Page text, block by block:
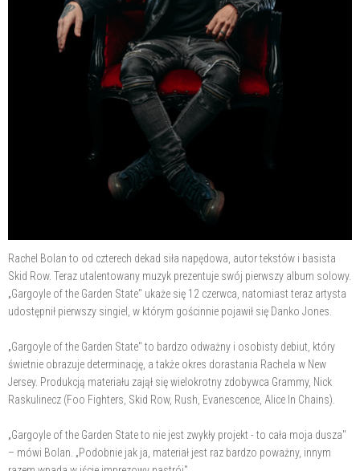
Rachel Bolan to od czterech dekad siła napędowa, autor tekstów i basista
Skid Row. Teraz utalentowany muzyk prezentuje swój pierwszy album solowy.
„Gargoyle of the Garden State" ukaże się 12 czerwca, natomiast teraz artysta
udostępnił pierwszy singiel, w którym gościnnie pojawił się Danko Jones.
„Gargoyle of the Garden State" to bardzo odważny i osobisty debiut, który
świetnie obrazuje determinację, a także okres dorastania Rachela w New
Jersey. Produkcją materiału zajął się wielokrotny zdobywca Grammy, Nick
Raskulinecz (Foo Fighters, Skid Row, Rush, Evanescence, Alice In Chains).
„Gargoyle of the Garden State to nie jest zwykły projekt - to cała moja dusza"
– mówi Bolan. „Podobnie jak ja, materiał jest raz bardzo poważny, innym